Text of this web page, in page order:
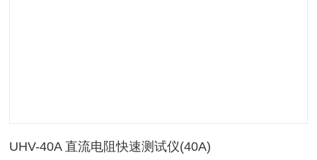
UHV-40A 直流电阻快速测试仪(40A)